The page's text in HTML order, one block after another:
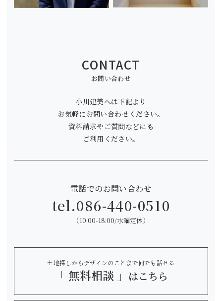
CONTACT
お問い合わせ
小川建美へは下記より
お気軽にお問い合わせください。
資料請求やご質問などにも
ご利用ください。
電話でのお問い合わせ
tel.086-440-0510
（10:00-18:00/水曜定休）
土地探しからデザインのことまで何でも話せる
「 無料相談 」 はこちら